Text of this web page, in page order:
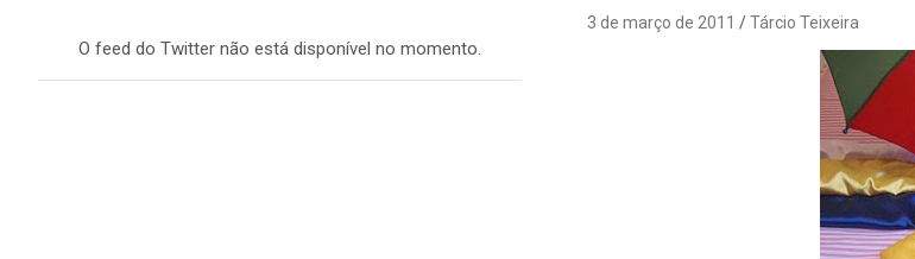
3 de março de 2011 Tárcio Teixeira
O feed do Twitter não está disponível no momento.